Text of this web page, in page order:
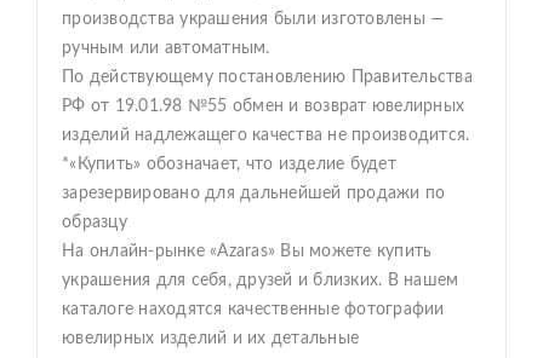
производства украшения были изготовлены —
ручным или автоматным.
По действующему постановлению Правительства
РФ от 19.01.98 №55 обмен и возврат ювелирных
изделий надлежащего качества не производится.
*«Купить» обозначает, что изделие будет
зарезервировано для дальнейшей продажи по
образцу
На онлайн-рынке «Azaras» Вы можете купить
украшения для себя, друзей и близких. В нашем
каталоге находятся качественные фотографии
ювелирных изделий и их детальные